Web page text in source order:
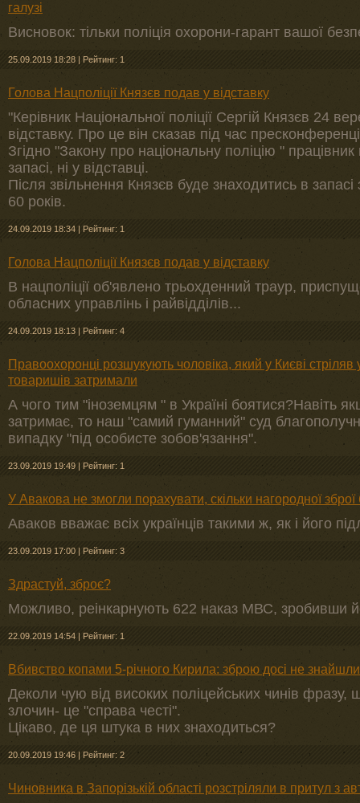
галузі
Висновок: тільки поліція охорони-гарант вашої
25.09.2019 18:28 | Рейтинг: 1
Голова Нацполіції Князєв подав у відставку
"Керівник Національної поліції Сергій Князєв 24
відставку. Про це він сказав під час
Згідно "Закону про національну поліцію "
запасі, ні у відставці.
Після звільнення Князєв буде знаходитись в
60 років.
24.09.2019 18:34 | Рейтинг: 1
Голова Нацполіції Князєв подав у відставку
В нацполіції об'явлено трьохденний траур,
обласних управлінь і райвідділів...
24.09.2019 18:13 | Рейтинг: 4
Правоохоронці розшукують чоловіка, який у Києві
товаришів затримали
А чого тим "іноземцям " в Україні боятися?Навіть
затримає, то наш "самий гуманний" суд
випадку "під особисте зобов'язання".
23.09.2019 19:49 | Рейтинг: 1
У Авакова не змогли порахувати, скільки нагородної
Аваков вважає всіх українців такими ж, як і його
23.09.2019 17:00 | Рейтинг: 3
Здрастуй, зброє?
Можливо, реінкарнують 622 наказ МВС, зробивши
22.09.2019 14:54 | Рейтинг: 1
Вбивство копами 5-річного Кирила: зброю досі не
Деколи чую від високих поліцейських чинів фразу,
злочин- це "справа честі".
Цікаво, де ця штука в них знаходиться?
20.09.2019 19:46 | Рейтинг: 2
Чиновника в Запорізькій області розстріляли в притул з